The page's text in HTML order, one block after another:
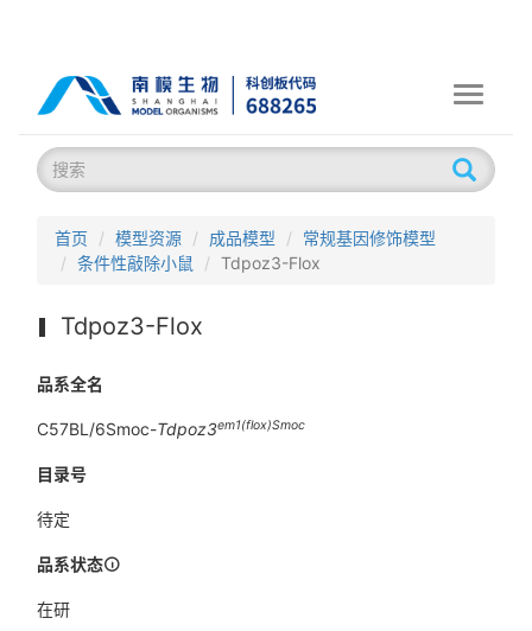
Toggle
首页 模型资源 成品模型
常规基因修饰模型
条件性敲除小鼠
Tdpoz3-Flox
Tdpoz3-Flox
品系全名
C57BL/6Smoc-Tdpoz3em1(flox)Smoc
目录号
待定
品系状态
在研